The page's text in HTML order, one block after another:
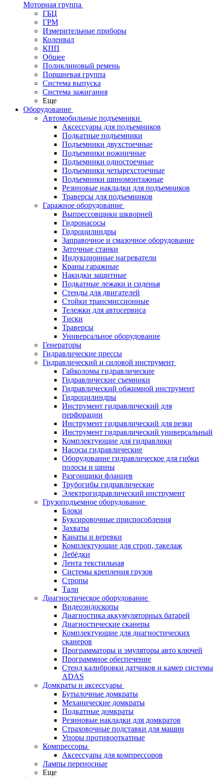
Моторная группа
ГБЦ
ГРМ
Измерительные приборы
Коленвал
КПП
Общее
Поликлиновый ремень
Поршневая группа
Система выпуска
Система зажигания
Еще
Оборудование
Автомобильные подъемники
Аксессуары для подъемников
Подкатные подъемники
Подъемники двухстоечные
Подъемники ножничные
Подъемники одностоечные
Подъемники четырехстоечные
Подъемники шиномонтажные
Резиновые накладки для подъемников
Траверсы для подъемников
Гаражное оборудование
Выпрессовщики шкворней
Гидронасосы
Гидроцилиндры
Заправочное и смазочное оборудование
Заточные станки
Индукционные нагреватели
Краны гаражные
Накидки защитные
Подкатные лежаки и сиденья
Стенды для двигателей
Стойки трансмиссионные
Тележки для автосервиса
Тиски
Траверсы
Универсальное оборудование
Генераторы
Гидравлические прессы
Гидравлический и силовой инструмент
Гайколомы гидравлические
Гидравлические съемники
Гидравлический обжимной инструмент
Гидроцилиндры
Инструмент гидравлический для
перфорации
Инструмент гидравлический для резки
Инструмент гидравлический универсальный
Комплектующие для гидравлики
Насосы гидравлические
Оборудование гидравлическое для гибки
полосы и шины
Разгонщики фланцев
Трубогибы гидравлические
Электрогидравлический инструмент
Грузоподъемное оборудование
Блоки
Буксировочные приспособления
Захваты
Канаты и веревки
Комплектующие для строп, такелаж
Лебёдки
Лента текстильная
Системы крепления грузов
Стропы
Тали
Диагностическое оборудование
Видеоэндоскопы
Диагностика аккумуляторных батарей
Диагностические сканеры
Комплектующие для диагностических
сканеров
Программаторы и эмуляторы авто ключей
Программное обеспечение
Стенд калибровки датчиков и камер системы
ADAS
Домкраты и аксессуары
Бутылочные домкраты
Механические домкраты
Подкатные домкраты
Резиновые накладки для домкратов
Страховочные подставки для машин
Упоры противооткатные
Компрессоры
Аксессуары для компрессоров
Лампы переносные
Еще